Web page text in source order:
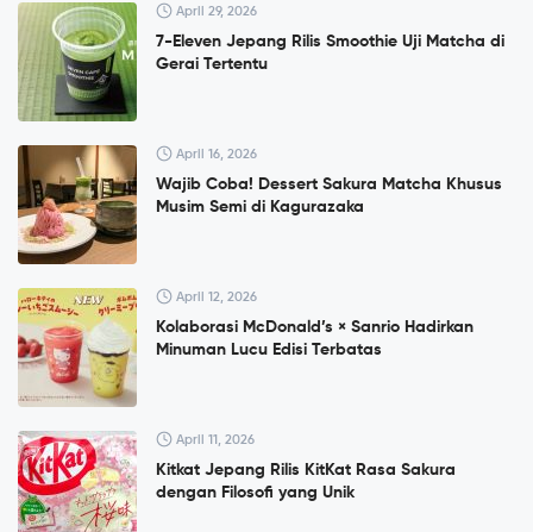
April 29, 2026
7-Eleven Jepang Rilis Smoothie Uji Matcha di
Gerai Tertentu
April 16, 2026
Wajib Coba! Dessert Sakura Matcha Khusus
Musim Semi di Kagurazaka
April 12, 2026
Kolaborasi McDonald’s × Sanrio Hadirkan
Minuman Lucu Edisi Terbatas
April 11, 2026
Kitkat Jepang Rilis KitKat Rasa Sakura
dengan Filosofi yang Unik